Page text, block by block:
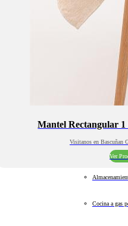
Mantel Rectangular 1
Visitanos en Bascuñan
Ver
Cocina a gas